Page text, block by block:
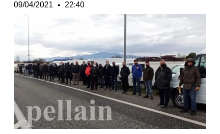
09/04/2021 22:40